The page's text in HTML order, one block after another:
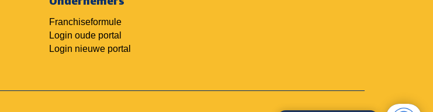
Franchiseformule
Login oude portal
Login nieuwe portal